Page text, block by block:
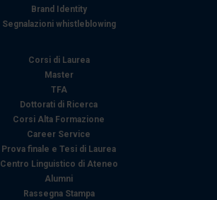
Brand Identity
Segnalazioni whistleblowing
Corsi di Laurea
Master
TFA
Dottorati di Ricerca
Corsi Alta Formazione
Career Service
Prova finale e Tesi di Laurea
Centro Linguistico di Ateneo
Alumni
Rassegna Stampa